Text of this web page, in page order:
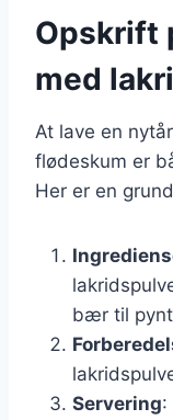
Opskrift
med
At lave en
flødeskum er
Her er en
bær til
Servering: